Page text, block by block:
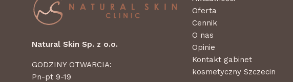
Natural Skin Sp. z o.o.
GODZINY OTWARCIA:
Pn-pt 9-19
Oferta
Cennik
O nas
Opinie
Kontakt gabinet
kosmetyczny Szczecin